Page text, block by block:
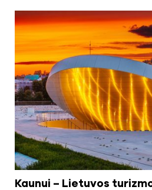
Kaunui – Lietuvos